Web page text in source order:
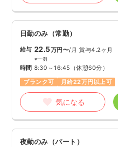
日勤のみ（常勤）
給与 22.5万円〜/月 賞与4.2ヶ月
※一例
時間 8:30～16:45 （休憩60分）
ブランク可
月給22万円以上可
気になる
夜勤のみ（パート）